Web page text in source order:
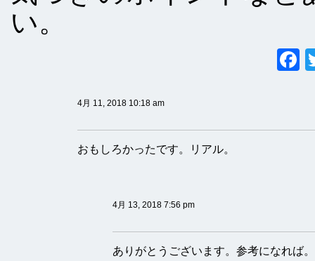
い。
4月 11, 2018 10:18 am
おもしろかったです。リアル。
4月 13, 2018 7:56 pm
ありがとうございます。参考になれば。